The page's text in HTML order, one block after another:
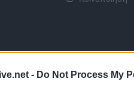
- Do Not Process My